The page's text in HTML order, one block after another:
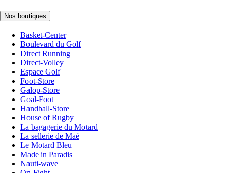
Nos boutiques
Basket-Center
Boulevard du Golf
Direct Running
Direct-Volley
Espace Golf
Foot-Store
Galop-Store
Goal-Foot
Handball-Store
House of Rugby
La bagagerie du Motard
La sellerie de Maé
Le Motard Bleu
Made in Paradis
Nauti-wave